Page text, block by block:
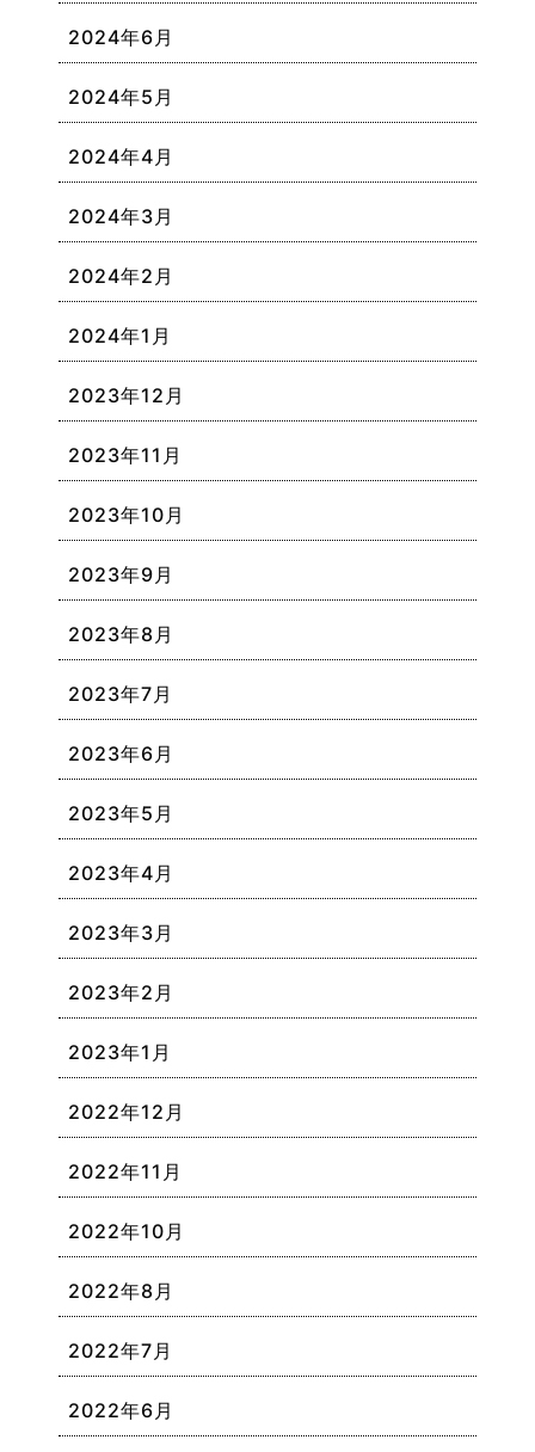
2024年6月
2024年5月
2024年4月
2024年3月
2024年2月
2024年1月
2023年12月
2023年11月
2023年10月
2023年9月
2023年8月
2023年7月
2023年6月
2023年5月
2023年4月
2023年3月
2023年2月
2023年1月
2022年12月
2022年11月
2022年10月
2022年8月
2022年7月
2022年6月